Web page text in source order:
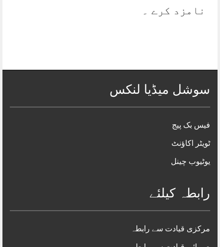
نامزد کرے ۔
سوشل میڈیا لنکس
فیس بک پیج
ٹویٹر اکاؤنٹ
یوٹیوب چینل
رابطہ کیلئے
مرکزی قیادت سے رابطہ